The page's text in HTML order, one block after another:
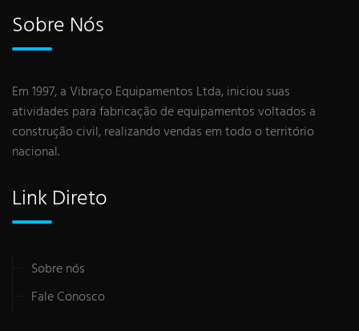
Sobre Nós
Em 1997, a Vibraço Equipamentos Ltda, iniciou suas
atividades para fabricação de equipamentos voltados a
construção civil, realizando vendas em todo o território
nacional.
Link Direto
Sobre nós
Fale Conosco